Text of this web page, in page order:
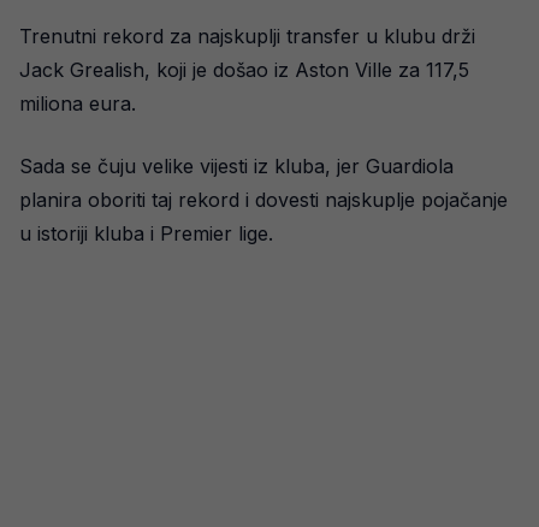
Trenutni rekord za najskuplji transfer u klubu drži
Jack Grealish, koji je došao iz Aston Ville za 117,5
miliona eura.
Sada se čuju velike vijesti iz kluba, jer Guardiola
planira oboriti taj rekord i dovesti najskuplje pojačanje
u istoriji kluba i Premier lige.